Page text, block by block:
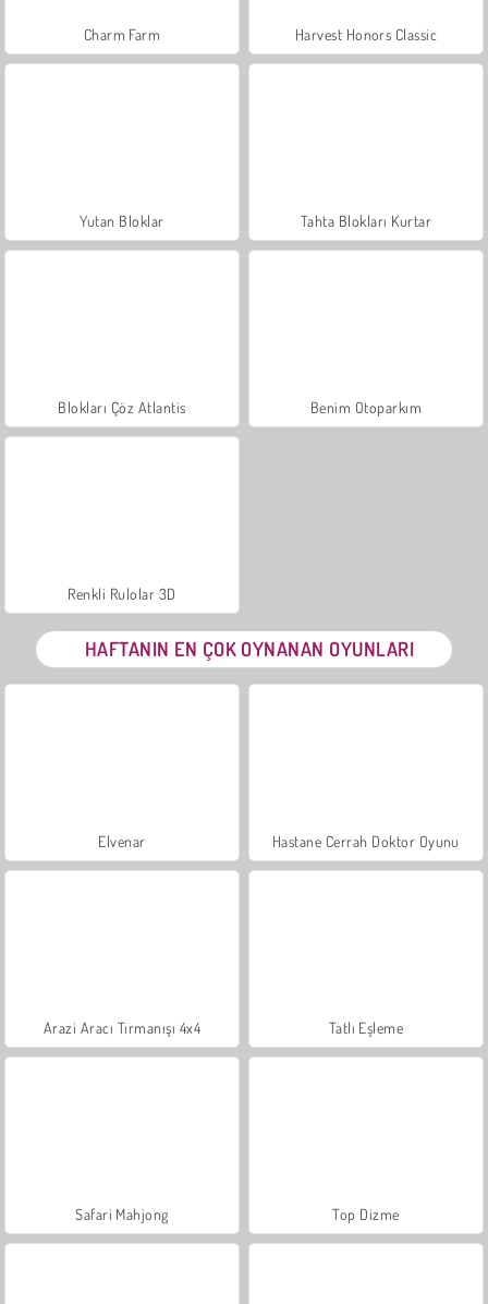
Charm Farm Harvest Honors Classic
Yutan Bloklar Tahta Blokları Kurtar
Blokları Çöz Atlantis Benim Otoparkım
Renkli Rulolar 3D
HAFTANIN EN ÇOK OYNANAN OYUNLARI
Elvenar Hastane Cerrah Doktor Oyunu
Arazi Aracı Tırmanışı 4x4 Tatlı Eşleme
Safari Mahjong Top Dizme